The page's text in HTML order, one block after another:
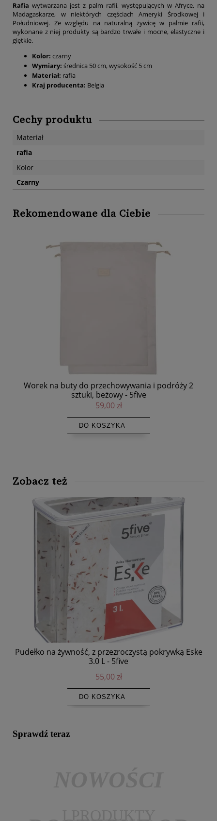
Rafia wytwarzana jest z palm rafii, występujących w Afryce, na
Madagaskarze, w niektórych częściach Ameryki Środkowej i
Południowej. Ze względu na naturalną żywicę w palmie rafii,
wykonane z niej produkty są bardzo trwałe i mocne, elastyczne i
giętkie.
Kolor: czarny
Wymiary: średnica 50 cm, wysokość 5 cm
Materiał: rafia
Kraj producenta: Belgia
Cechy produktu
Materiał
rafia
Kolor
Czarny
Rekomendowane dla Ciebie
Worek na buty do przechowywania i podróży 2
sztuki, beżowy - 5five
59,00 zł
DO KOSZYKA
Zobacz też
Pudełko na żywność, z przezroczystą pokrywką Eske
3.0 L - 5five
55,00 zł
DO KOSZYKA
Sprawdź teraz